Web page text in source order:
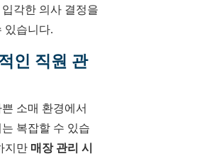
각한 의사 결정을
있습니다.
인 직원 관
소매 환경에서
복잡할 수 있습
지만 매장 관리 시